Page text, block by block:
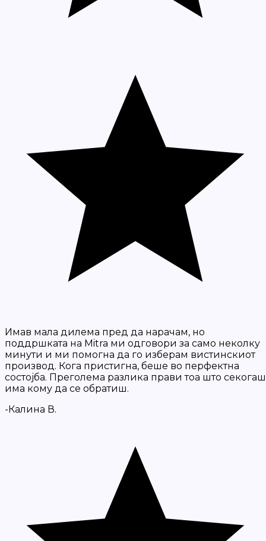
Имав мала дилема пред да нарачам, но
поддршката на Mitra ми одговори за само неколку
минути и ми помогна да го изберам вистинскиот
производ. Кога пристигна, беше во перфектна
состојба. Преголема разлика прави тоа што секогаш
има кому да се обратиш.
-Калина В.